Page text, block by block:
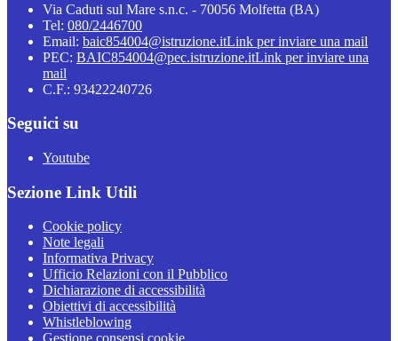
Via Caduti sul Mare s.n.c. - 70056 Molfetta (BA)
Tel: 080/2446700
Email: baic854004@istruzione.itLink per inviare una mail
PEC: BAIC854004@pec.istruzione.itLink per inviare una
mail
C.F.: 93422240726
Seguici su
Youtube
Sezione Link Utili
Cookie policy
Note legali
Informativa Privacy
Ufficio Relazioni con il Pubblico
Dichiarazione di accessibilità
Obiettivi di accessibilità
Whistleblowing